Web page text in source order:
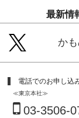
最新情
か
電話でのお申し込
≪東京本社≫
03-3506-